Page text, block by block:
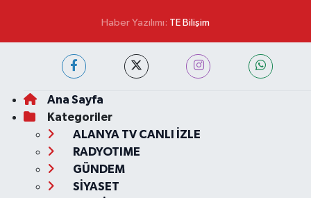
Haber Yazılımı: TE Bilişim
Ana Sayfa
Kategoriler
ALANYA TV CANLI İZLE
RADYOTIME
GÜNDEM
SİYASET